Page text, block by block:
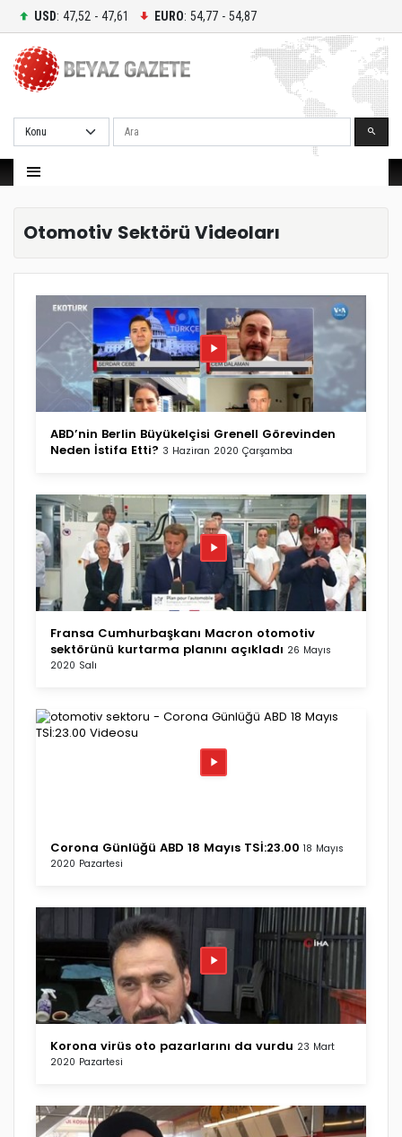
USD: 47,52 - 47,61 EURO: 54,77 - 54,87
Ara
Otomotiv Sektörü Videoları
ABD’nin Berlin Büyükelçisi Grenell Görevinden
Neden İstifa Etti? 3 Haziran 2020 Çarşamba
Fransa Cumhurbaşkanı Macron otomotiv
sektörünü kurtarma planını açıkladı 26 Mayıs
2020 Salı
Corona Günlüğü ABD 18 Mayıs TSİ:23.00 18 Mayıs
2020 Pazartesi
Korona virüs oto pazarlarını da vurdu 23 Mart
2020 Pazartesi